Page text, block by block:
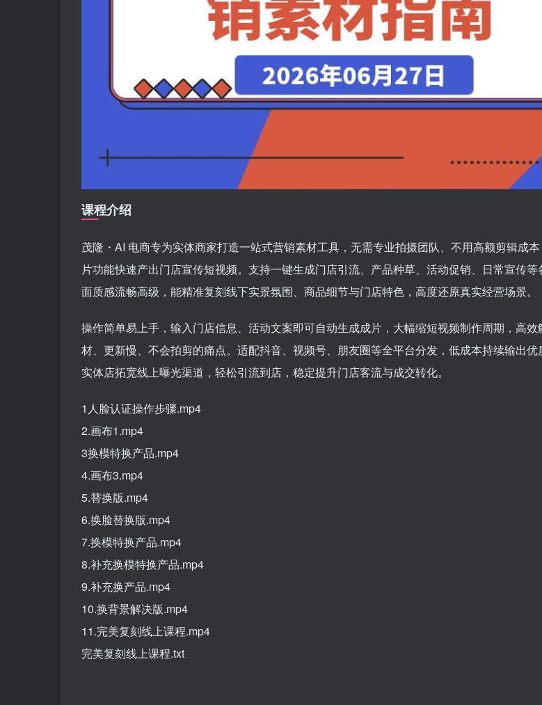
课程介绍
茂隆・AI 电商专为实体商家打造一站式营销素材工具，无需专业拍摄团队、不用高额剪辑成
片功能快速产出门店宣传短视频。支持一键生成门店引流、产品种草、活动促销、日常宣传
面质感流畅高级，能精准复刻线下实景氛围、商品细节与门店特色，高度还原真实经营场景。
操作简单易上手，输入门店信息、活动文案即可自动生成成片，大幅缩短视频制作周期，高
材、更新慢、不会拍剪的痛点。适配抖音、视频号、朋友圈等全平台分发，低成本持续输出优
实体店拓宽线上曝光渠道，轻松引流到店，稳定提升门店客流与成交转化。
1人脸认证操作步骤.mp4
2.画布1.mp4
3换模特换产品.mp4
4.画布3.mp4
5.替换版.mp4
6.换脸替换版.mp4
7.换模特换产品.mp4
8.补充换模特换产品.mp4
9.补充换产品.mp4
10.换背景解决版.mp4
11.完美复刻线上课程.mp4
完美复刻线上课程.txt